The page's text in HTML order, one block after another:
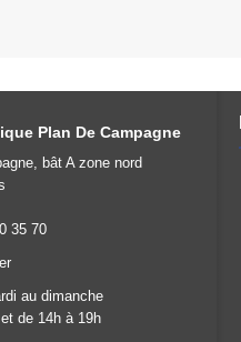
Plan De Campagne
bât A zone nord
35 70
au dimanche
de 14h à 19h